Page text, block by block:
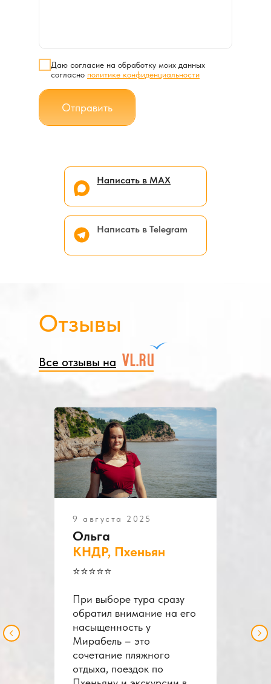
Написать в МАХ
Даю согласие на обработку моих данных
согласно политике конфиденциальности
Отправить
Написать в Telegram
Отзывы
Все отзывы на
9 августа 2025
Ольга
КНДР, Пхеньян
⭐️⭐️⭐️⭐️⭐️
При выборе тура сразу
обратил внимание на его
насыщенность у
Мирабель – это
сочетание пляжного
отдыха, поездок по